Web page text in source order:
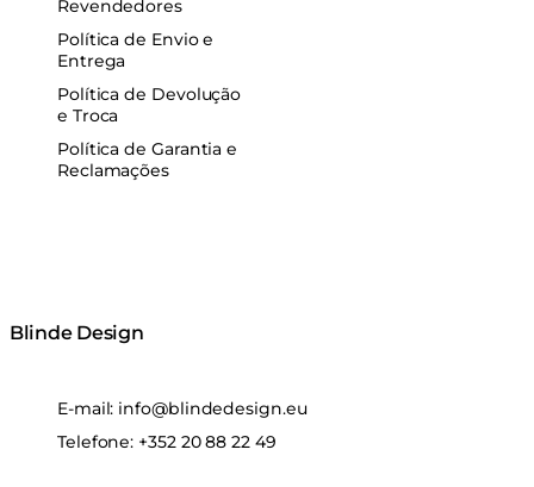
Revendedores
Política de Envio e
Entrega
Política de Devolução
e Troca
Política de Garantia e
Reclamações
Blinde Design
E-mail: info@blindedesign.eu
Telefone: +352 20 88 22 49